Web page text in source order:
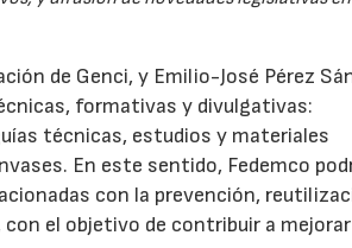
de Genci, y Emilio-José Pérez
formativas y divulgativas:
técnicas, estudios y materiales
En este sentido, Fedemco
con la prevención,
el objetivo de contribuir a